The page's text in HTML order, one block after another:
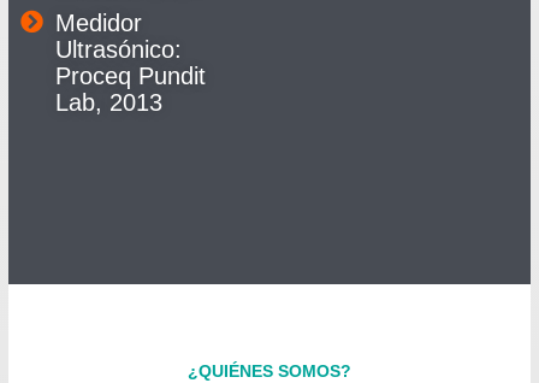
Medidor
Ultrasónico:
Proceq Pundit
Lab, 2013
¿QUIÉNES SOMOS?